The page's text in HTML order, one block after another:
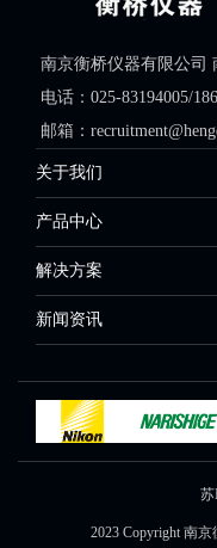
南京衡桥仪器有限公司
电话：025-83194005/
邮箱：
关于我们
产品中心
解决方案
新闻资讯
苏
2023 Copyright 南